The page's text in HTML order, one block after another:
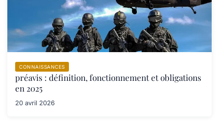
CONNAISSANCES
préavis : définition, fonctionnement et obligations
en 2025
20 avril 2026